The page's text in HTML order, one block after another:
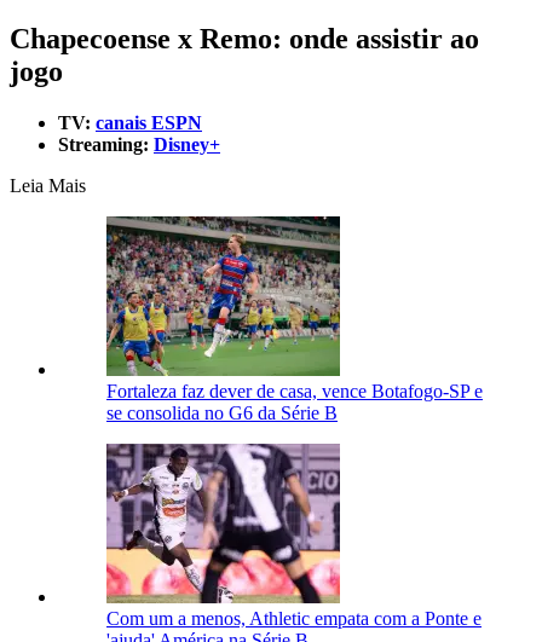
Chapecoense x Remo: onde assistir ao
jogo
TV: canais ESPN
Streaming: Disney+
Leia Mais
Fortaleza faz dever de casa, vence Botafogo-SP e
se consolida no G6 da Série B
Com um a menos, Athletic empata com a Ponte e